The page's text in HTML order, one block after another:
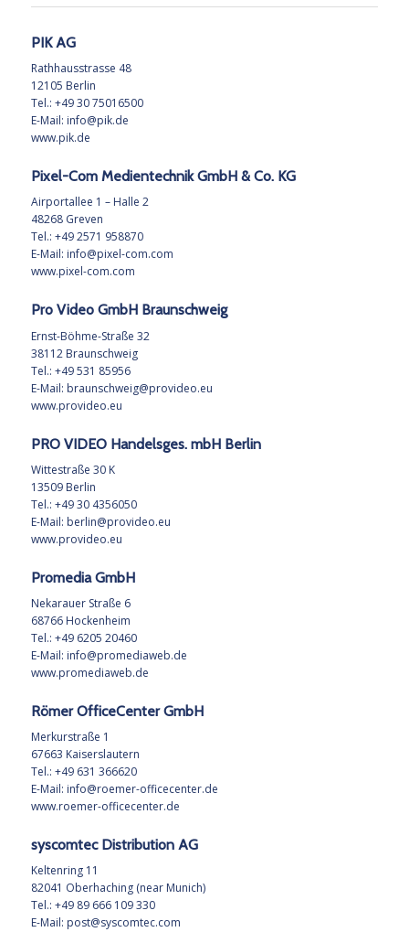
PIK AG
Rathhausstrasse 48
12105 Berlin
Tel.: +49 30 75016500
E-Mail: info@pik.de
www.pik.de
Pixel-Com Medientechnik GmbH & Co. KG
Airportallee 1 – Halle 2
48268 Greven
Tel.: +49 2571 958870
E-Mail: info@pixel-com.com
www.pixel-com.com
Pro Video GmbH Braunschweig
Ernst-Böhme-Straße 32
38112 Braunschweig
Tel.: +49 531 85956
E-Mail: braunschweig@provideo.eu
www.provideo.eu
PRO VIDEO Handelsges. mbH Berlin
Wittestraße 30 K
13509 Berlin
Tel.: +49 30 4356050
E-Mail: berlin@provideo.eu
www.provideo.eu
Promedia GmbH
Nekarauer Straße 6
68766 Hockenheim
Tel.: +49 6205 20460
E-Mail: info@promediaweb.de
www.promediaweb.de
Römer OfficeCenter GmbH
Merkurstraße 1
67663 Kaiserslautern
Tel.: +49 631 366620
E-Mail: info@roemer-officecenter.de
www.roemer-officecenter.de
syscomtec Distribution AG
Keltenring 11
82041 Oberhaching (near Munich)
Tel.: +49 89 666 109 330
E-Mail: post@syscomtec.com